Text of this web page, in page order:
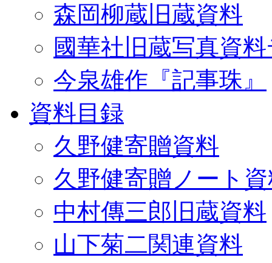
森岡柳蔵旧蔵資料
國華社旧蔵写真資
今泉雄作『記事珠』
資料目録
久野健寄贈資料
久野健寄贈ノート
中村傳三郎旧蔵資料
山下菊二関連資料